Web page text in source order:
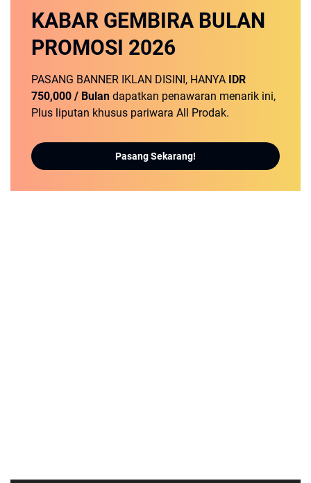
KABAR GEMBIRA BULAN
PROMOSI 2026
PASANG BANNER IKLAN DISINI, HANYA
IDR
750,000 / Bulan dapatkan penawaran menarik ini,
Plus liputan khusus pariwara All Prodak.
Pasang Sekarang!